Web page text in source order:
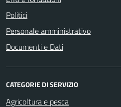
Politici
Personale amministrativo
Documenti e Dati
CATEGORIE DI SERVIZIO
Agricoltura e pesca